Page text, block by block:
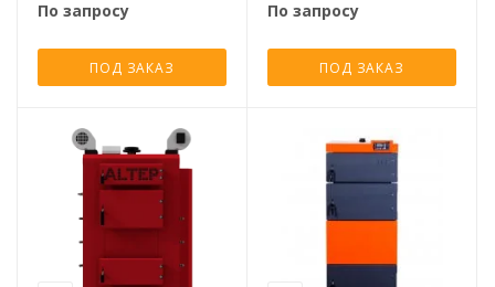
По запросу
ПОД ЗАКАЗ
По запросу
ПОД ЗАКАЗ